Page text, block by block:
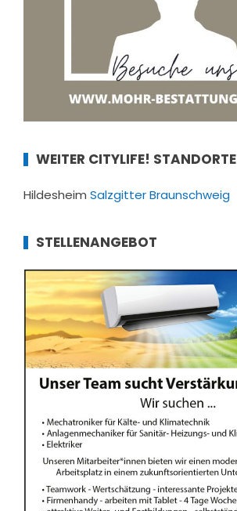
WEITER CITYLIFE! STANDORTE
Hildesheim SalzgitterBraunschweig
STELLENANGEBOT